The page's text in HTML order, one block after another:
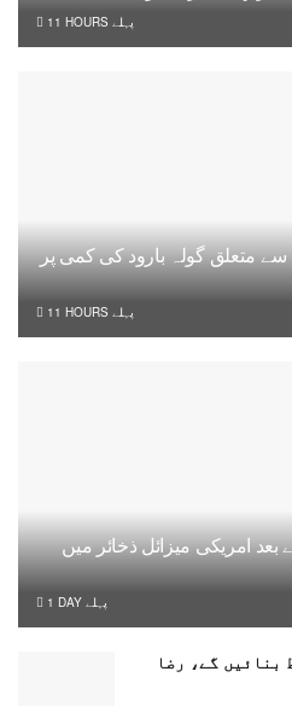
11 HOURS پہلے
سے متعلق گولہ بارود کی کمی پر
11 HOURS پہلے
بعد امریکی میزائل ذخائر میں
1 DAY پہلے
بنائیں گے، رضا